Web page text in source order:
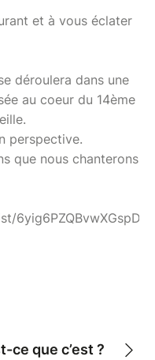
et à vous éclater
déroulera dans une
au coeur du 14ème
perspective.
que nous chanterons
ce que c’est ?